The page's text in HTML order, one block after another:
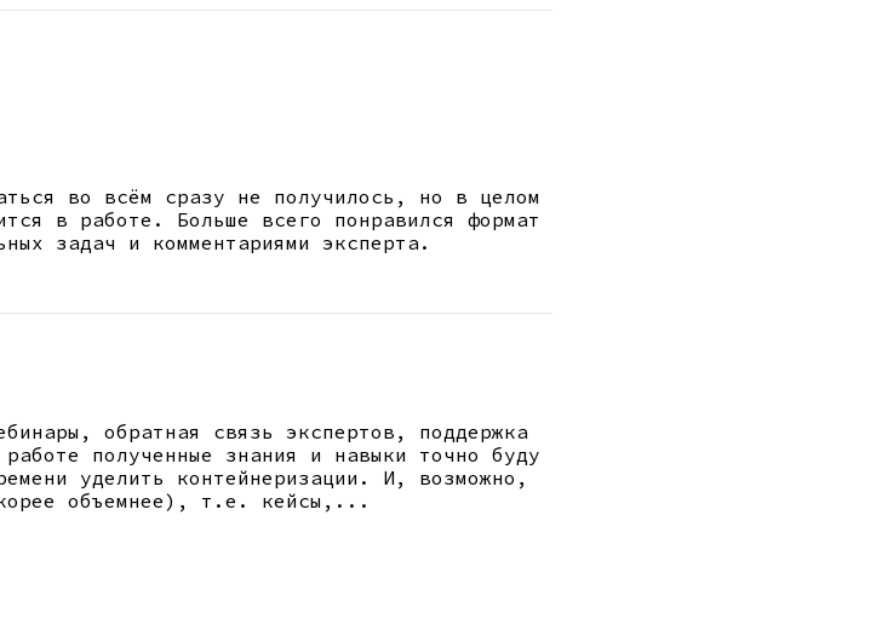
во всём сразу не получилось, но в целом
в работе. Больше всего понравился формат
задач и комментариями эксперта.
обратная связь экспертов, поддержка
полученные знания и навыки точно буду
уделить контейнеризации. И, возможно,
объемнее), т.е. кейсы, ...